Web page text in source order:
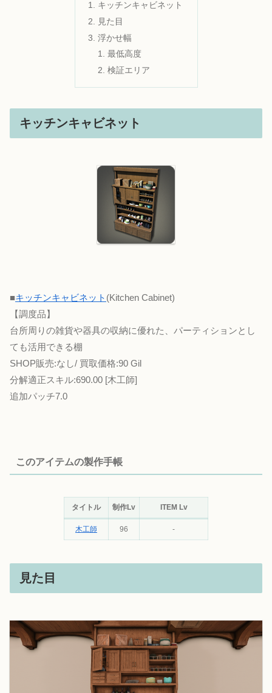
キッチンキャビネット
見た目
浮かせ幅
最低高度
検証エリア
キッチンキャビネット
■キッチンキャビネット (Kitchen Cabinet)
【調度品】
台所周りの雑貨や器具の収納に優れた、パーティションとし
ても活用できる棚
SHOP販売:なし/ 買取価格:90 Gil
分解適正スキル:690.00 [木工師]
追加パッチ7.0
このアイテムの製作手帳
タイトル 制作Lv ITEM Lv
木工師 96 -
見た目